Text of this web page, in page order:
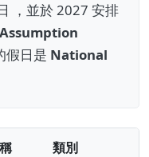
，並於 2027 安排
Assumption
假日是 National
類別